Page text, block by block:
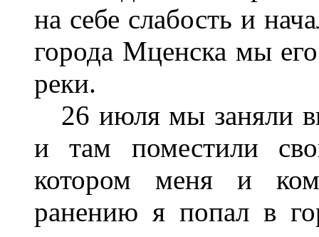
на себе слабость и
города Мценска мы
реки.
26 июля мы заняли
и там поместили
котором меня и
ранению я попал в